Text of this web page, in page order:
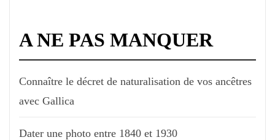
A NE PAS MANQUER
Connaître le décret de naturalisation de vos ancêtres
avec Gallica
Dater une photo entre 1840 et 1930